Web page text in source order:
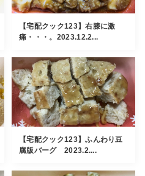
【宅配クック123】右膝に激
痛・・・。2023.12.2...
【宅配クック123】ふんわり豆
腐版バーグ 2023.2....